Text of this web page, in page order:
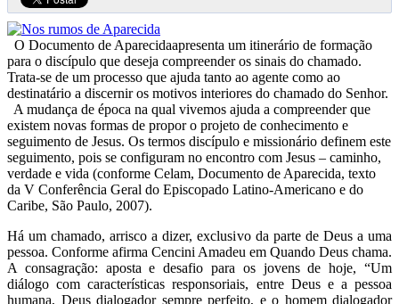
O Documento de Aparecidaapresenta um itinerário de formação
para o discípulo que deseja compreender os sinais do chamado.
Trata-se de um processo que ajuda tanto ao agente como ao
destinatário a discernir os motivos interiores do chamado do Senhor.
A mudança de época na qual vivemos ajuda a compreender que
existem novas formas de propor o projeto de conhecimento e
seguimento de Jesus. Os termos discípulo e missionário definem este
seguimento, pois se configuram no encontro com Jesus – caminho,
verdade e vida (conforme Celam, Documento de Aparecida, texto
da V Conferência Geral do Episcopado Latino-Americano e do
Caribe, São Paulo, 2007).
Há um chamado, arrisco a dizer, exclusivo da parte de Deus a uma
pessoa. Conforme afirma Cencini Amadeu em Quando Deus chama.
A consagração: aposta e desafio para os jovens de hoje, “Um
diálogo com características responsoriais, entre Deus e a pessoa
humana, Deus dialogador sempre perfeito, e o homem dialogador